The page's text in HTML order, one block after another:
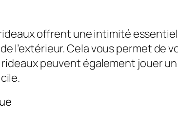
offrent une intimité
l’extérieur. Cela vous permet de
peuvent également jouer